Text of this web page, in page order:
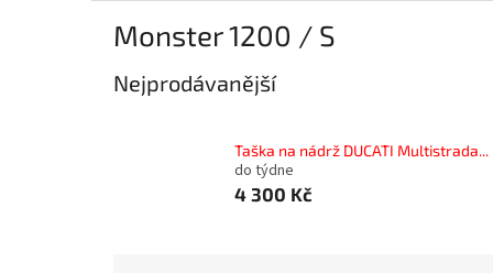
Monster 1200 / S
Nejprodávanější
Taška na nádrž DUCATI Multistrada...
do týdne
4 300 Kč